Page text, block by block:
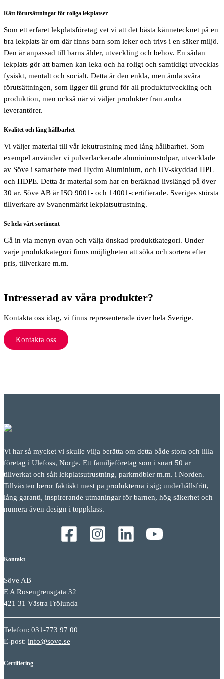
Rätt förutsättningar för roliga lekplatser
Som ett erfaret lekplatsföretag vet vi att det bästa kännetecknet på en
bra lekplats är om där finns barn som leker och trivs i en säker miljö.
Den är anpassad till barns ålder, utveckling och behov. En sådan
lekplats gör att barnen kan leka och ha roligt och samtidigt utvecklas
fysiskt, mentalt och socialt. Detta är den enkla, men ändå svåra
förutsättningen, som ligger till grund för all produktutveckling och
produktion, men också när vi väljer produkter från andra
leverantörer.
Kvalitet och lång hållbarhet
Vi väljer material till vår lekutrustning med lång hållbarhet. Som
exempel använder vi pulverlackerade aluminiumstolpar, utvecklade
av Söve i samarbete med Hydro Aluminium, och UV-skyddad HPL
och HDPE. Detta är material som har en beräknad livslängd på över
30 år. Söve AB är ISO 9001- och 14001-certifierade. Sveriges största
tillverkare av Svanenmärkt lekplatsutrustning.
Se hela vårt sortiment
Gå in via menyn ovan och välja önskad produktkategori. Under
varje produktkategori finns möjligheten att söka och sortera efter
pris, tillverkare m.m.
Intresserad av våra produkter?
Kontakta oss idag, vi finns representerade över hela Sverige.
Kontakta oss
Vi har så mycket vi skulle vilja berätta om detta både stora och lilla
företag i Ulefoss, Norge. Ett familjeföretag som i snart 50 år
tillverkat och sålt lekplatsutrustning, parkmöbler m.m. i Norden.
Tillväxten beror faktiskt mest på produkterna i sig; underhållsfritt,
lång garanti, inspirerande utmaningar för barnen, hög säkerhet och
numera även design i toppklass.
Kontakt
Söve AB
E A Rosengrensgata 32
421 31 Västra Frölunda
Telefon: 031-773 97 00
E-post: info@sove.se
Certifiering